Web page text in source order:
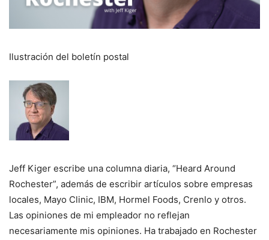
Ilustración del boletín postal
Jeff Kiger escribe una columna diaria, “Heard Around
Rochester”, además de escribir artículos sobre empresas
locales, Mayo Clinic, IBM, Hormel Foods, Crenlo y otros.
Las opiniones de mi empleador no reflejan
necesariamente mis opiniones. Ha trabajado en Rochester